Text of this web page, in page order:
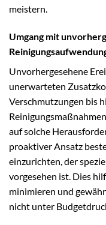
meistern.
Umgang mit
Unvorhergesehene
unerwarteten
Verschmutzungen bis
auf solche
proaktiver Ansatz
einzurichten, der
vorgesehen ist. Dies
minimieren und
nicht unter